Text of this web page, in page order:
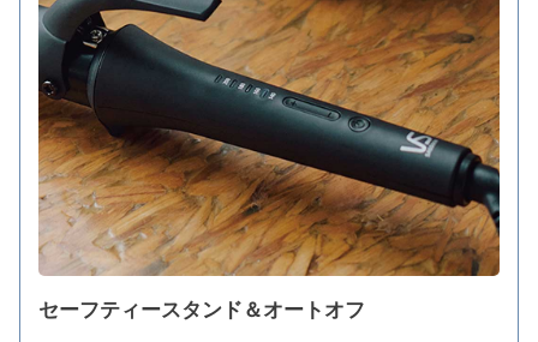
セーフティースタンド＆オートオフ